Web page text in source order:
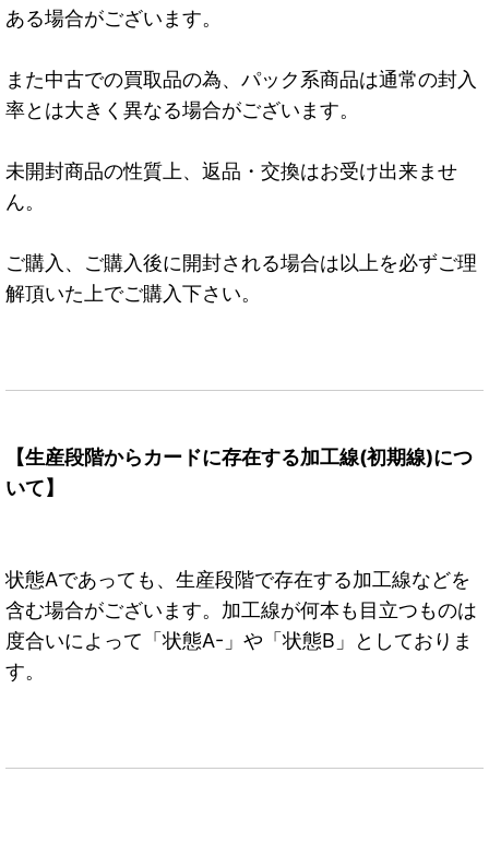
ある場合がございます。
また中古での買取品の為、パック系商品は通常の封入
率とは大きく異なる場合がございます。
未開封商品の性質上、返品・交換はお受け出来ませ
ん。
ご購入、ご購入後に開封される場合は以上を必ずご理
解頂いた上でご購入下さい。
【生産段階からカードに存在する加工線(初期線)につ
いて】
状態Aであっても、生産段階で存在する加工線などを
含む場合がございます。加工線が何本も目立つものは
度合いによって「状態A-」や「状態B」としておりま
す。